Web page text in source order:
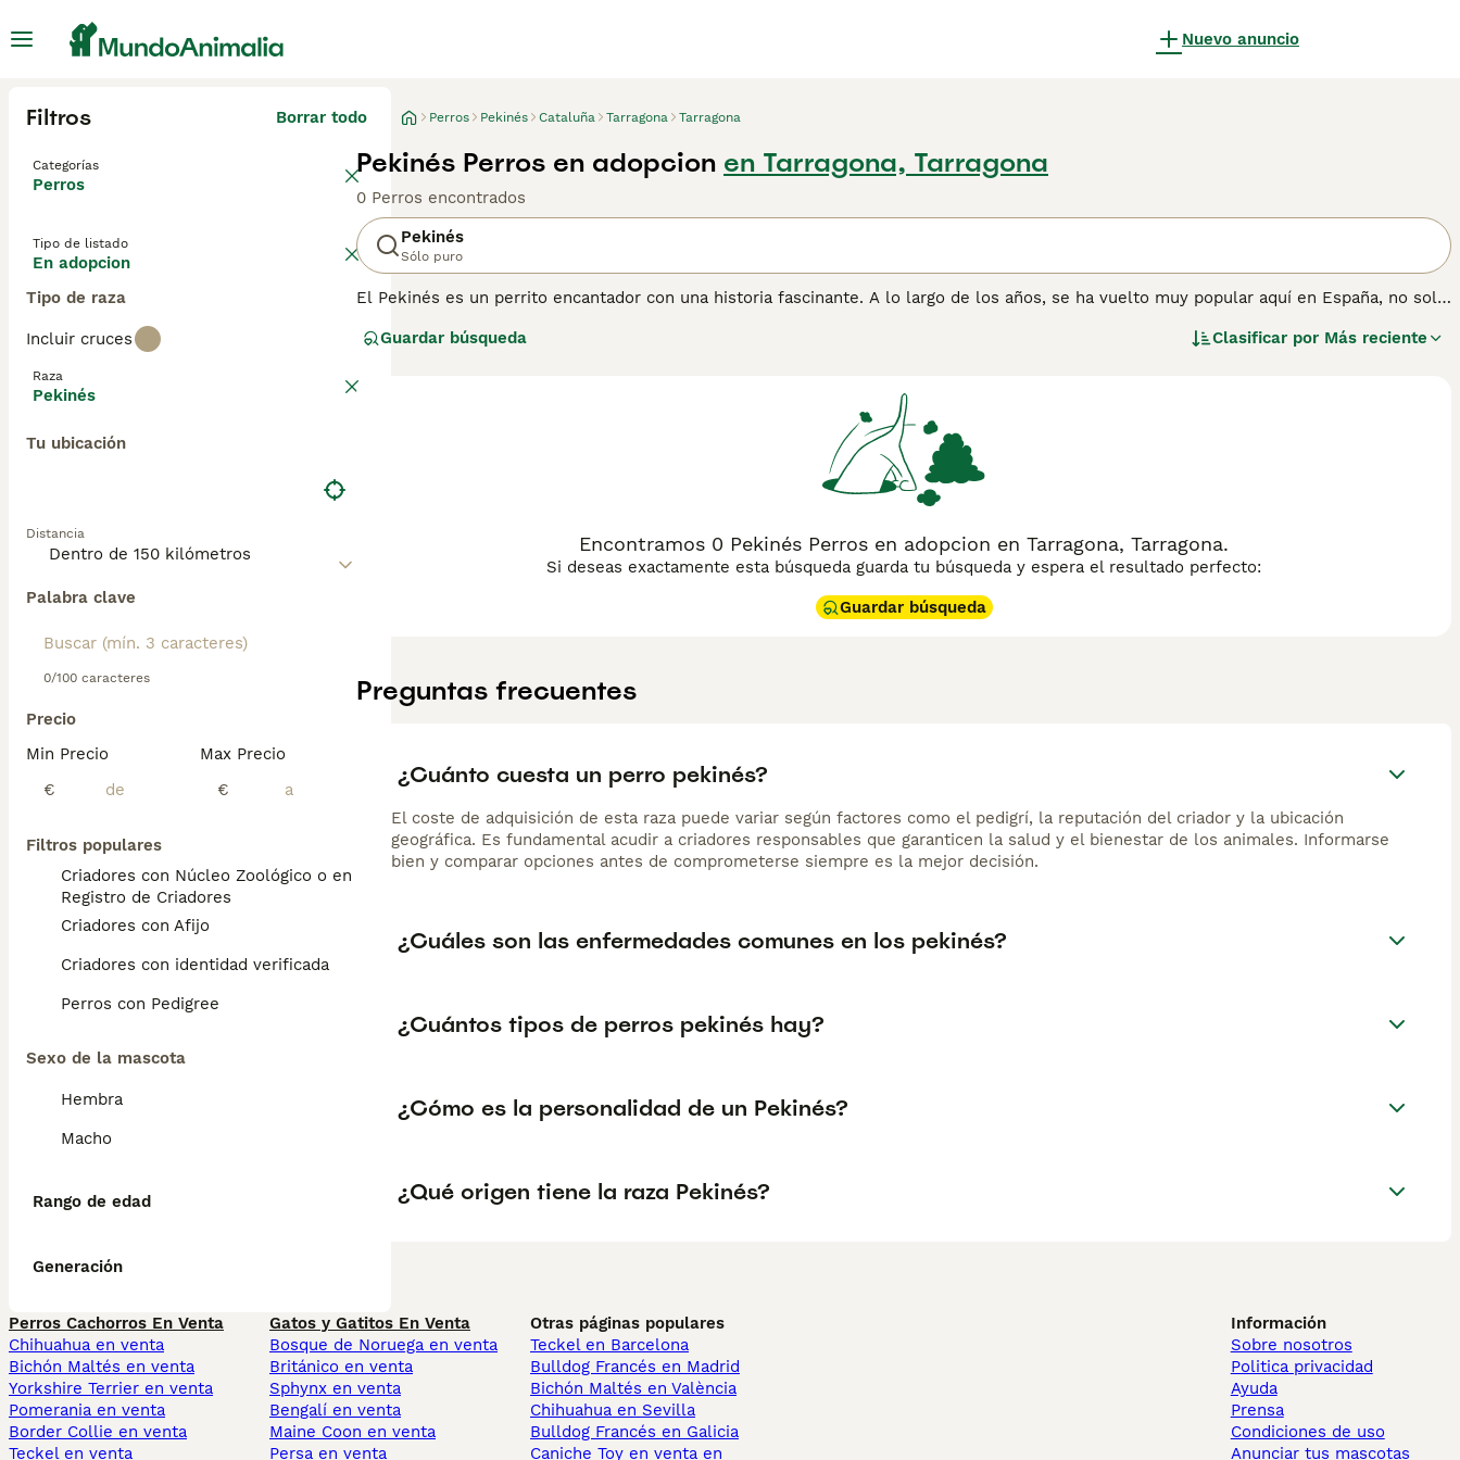
Nuevo anuncio
Filtros Borrar todo
Categorías
Perros
Tipo de listado
En adopcion
Tipo de raza
Incluir cruces
Raza
Pekinés
Tu ubicación
Distancia
Palabra clave
0/100 caracteres
Precio
Min Precio
€
Max Precio
€
Filtros populares
Criadores con Núcleo Zoológico o en el
Registro de Criadores
Criadores con Afijo
Criadores con identidad verificada
Perros con Pedigree
Sexo de la mascota
Hembra
Macho
Rango de edad
Generación
Perros Pekinés Cataluña Tarragona Tarragona
Pekinés Perros en adopcion en Tarragona, Tarragona
0 Perros encontrados
Pekinés
Sólo puro
El Pekinés es un perrito encantador con una historia fascinante. A lo largo de los años, se ha vuelto muy popular aquí en España, no solo
antaño, y han llegado a los corazones y hogares de muchas personas en todo el mundo.
Lee nuestra
Guardar búsqueda Clasificar por Más reciente
Encontramos 0 Pekinés Perros en adopcion en Tarragona, Tarragona.
Si deseas exactamente esta búsqueda guarda tu búsqueda y espera el resultado perfecto:
Guardar búsqueda
Preguntas frecuentes
¿Cuánto cuesta un perro pekinés?
El coste de adquisición de esta raza puede variar según factores como el pedigrí, la reputación del criador y la ubicación
geográfica. Es fundamental acudir a criadores responsables que garanticen la salud y el bienestar de los animales. Informarse
bien y comparar opciones antes de comprometerse siempre es la mejor decisión.
¿Cuáles son las enfermedades comunes en los pekinés?
¿Cuántos tipos de perros pekinés hay?
¿Cómo es la personalidad de un Pekinés?
¿Qué origen tiene la raza Pekinés?
Perros Cachorros En Venta
Chihuahua en venta
Bichón Maltés en venta
Yorkshire Terrier en venta
Pomerania en venta
Border Collie en venta
Teckel en venta
Gatos y Gatitos En Venta
Bosque de Noruega en venta
Británico en venta
Sphynx en venta
Bengalí en venta
Maine Coon en venta
Persa en venta
Otras páginas populares
Teckel en Barcelona
Bulldog Francés en Madrid
Bichón Maltés en València
Chihuahua en Sevilla
Bulldog Francés en Galicia
Caniche Toy en venta en
Información
Sobre nosotros
Politica privacidad
Ayuda
Prensa
Condiciones de uso
Anunciar tus mascotas